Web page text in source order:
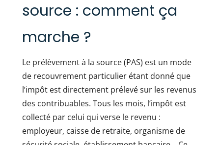
source : comment ça
marche ?
Le prélèvement à la source (PAS) est un mode
de recouvrement particulier étant donné que
l’impôt est directement prélevé sur les revenus
des contribuables. Tous les mois, l’impôt est
collecté par celui qui verse le revenu :
employeur, caisse de retraite, organisme de